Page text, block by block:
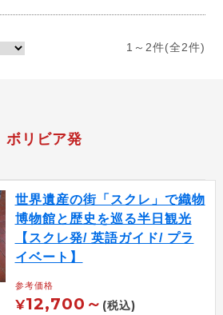
1～2件(全2件)
ボリビア発
世界遺産の街「スクレ」で織物
博物館と歴史を巡る半日観光
【スクレ発/ 英語ガイド/ プラ
イベート】
参考価格
¥12,700～ (税込)